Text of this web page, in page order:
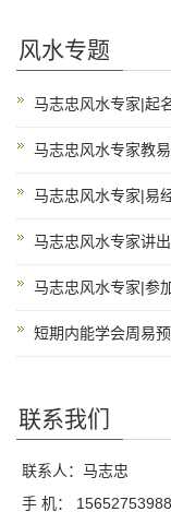
风水专题
马志忠风水专家|起
马志忠风水专家教
马志忠风水专家|易
马志忠风水专家讲
马志忠风水专家|参
短期内能学会周易预
联系我们
联系人：马志忠
手 机： 15652753988